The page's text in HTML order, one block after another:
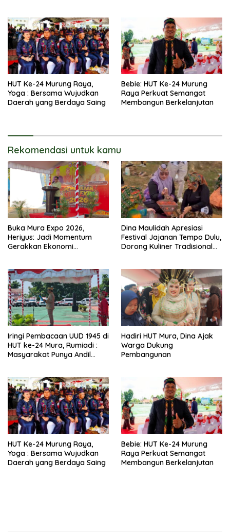
HUT Ke-24 Murung Raya,
Yoga : Bersama Wujudkan
Daerah yang Berdaya Saing
Bebie: HUT Ke-24 Murung
Raya Perkuat Semangat
Membangun Berkelanjutan
Rekomendasi untuk kamu
Buka Mura Expo 2026,
Heriyus: Jadi Momentum
Gerakkan Ekonomi
Dina Maulidah Apresiasi
Festival Jajanan Tempo Dulu,
Dorong Kuliner Tradisional
Iringi Pembacaan UUD 1945 di
HUT ke-24 Mura, Rumiadi :
Masyarakat Punya Andil
Hadiri HUT Mura, Dina Ajak
Warga Dukung
Pembangunan
HUT Ke-24 Murung Raya,
Yoga : Bersama Wujudkan
Daerah yang Berdaya Saing
Bebie: HUT Ke-24 Murung
Raya Perkuat Semangat
Membangun Berkelanjutan